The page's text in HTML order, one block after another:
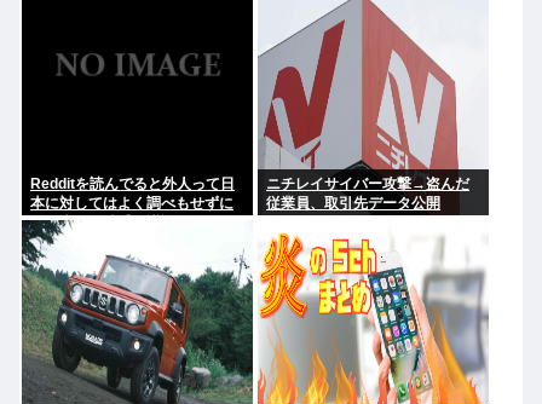
Redditを読んでると外人って日
本に対してはよく調べもせずに
思い込みで勝手に議論してるよ
な
ニチレイサイバー攻撃→盗んだ
従業員、取引先データ公開